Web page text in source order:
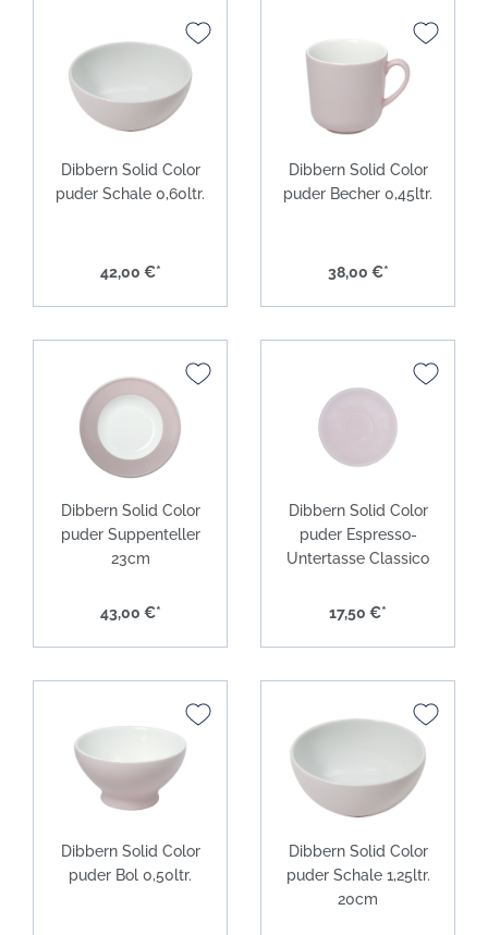
Dibbern Solid Color
puder Schale 0,60ltr.
42,00 €*
Dibbern Solid Color
puder Becher 0,45ltr.
38,00 €*
Dibbern Solid Color
puder Suppenteller
23cm
43,00 €*
Dibbern Solid Color
puder Espresso-
Untertasse Classico
17,50 €*
Dibbern Solid Color
puder Bol 0,50ltr.
Dibbern Solid Color
puder Schale 1,25ltr.
20cm